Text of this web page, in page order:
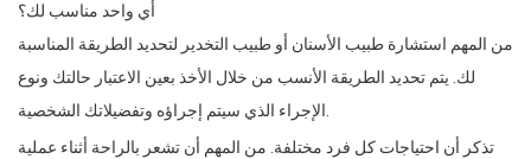
أي واحد مناسب لك؟
من المهم استشارة طبيب الأسنان أو طبيب التخدير لتحديد الطريقة المناسبة
لك. يتم تحديد الطريقة الأنسب من خلال الأخذ بعين الاعتبار حالتك ونوع
تذكر أن احتياجات كل فرد مختلفة. من المهم أن تشعر بالراحة أثناء عملية